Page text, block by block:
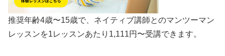
推奨年齢4歳〜15歳で、ネイティブ講師とのマンツーマン
レッスンを1レッスンあたり1,111円〜受講できます。